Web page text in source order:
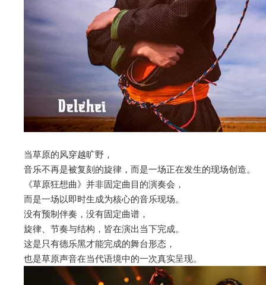
当草原的风穿越旷野，
音乐不再是被复刻的旋律，而是一场正在发生的现场创造。
《草原狂想曲》并非固定曲目的演奏会，
而是一场以即时生成为核心的音乐现场。
没有预制伴奏，没有固定曲谱，
旋律、节奏与结构，皆在演出当下完成。
这是只有德乐黑才能完成的舞台形态，
也是草原声音在当代语境中的一次真实呈现。